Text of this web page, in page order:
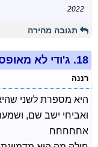
2022
תגובה מהירה
18. ג'ודי לא
רננה
היא מספרת לשני
ואביחי ישב שם,
אחחחחח